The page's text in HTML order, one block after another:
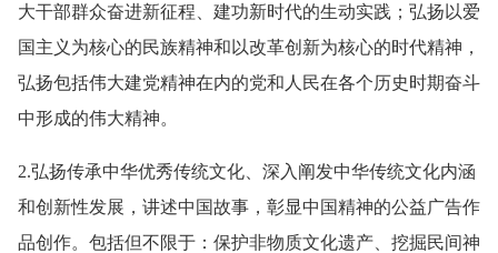
大干部群众奋进新征程、建功新时代的生动实践；弘扬以爱
国主义为核心的民族精神和以改革创新为核心的时代精神，
弘扬包括伟大建党精神在内的党和人民在各个历史时期奋斗
中形成的伟大精神。
2.弘扬传承中华优秀传统文化、深入阐发中华传统文化内涵
和创新性发展，讲述中国故事，彰显中国精神的公益广告作
品创作。包括但不限于：保护非物质文化遗产、挖掘民间神